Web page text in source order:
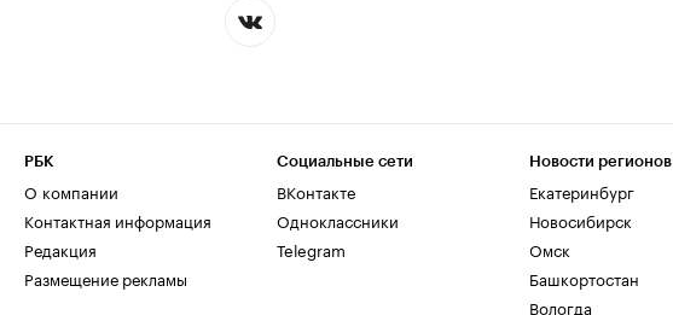
РБК
О компании
Контактная информация
Редакция
Размещение рекламы
Социальные сети
ВКонтакте
Одноклассники
Telegram
Новости регионов
Екатеринбург
Новосибирск
Омск
Башкортостан
Вологда